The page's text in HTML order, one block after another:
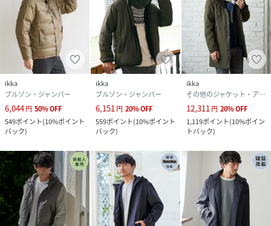
ikka
ブルゾン・ジャンパー
6,044円 50%OFF
549ポイント(10%ポイント
バック)
ikka
ブルゾン・ジャンパー
6,151 円 20%OFF
559ポイント(10%ポイント
バック)
ikka
その他のジャケット・アウター
12,311 円 20%OFF
1,119ポイント(10%ポイン
トバック)